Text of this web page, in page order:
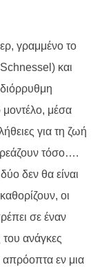
γραμμένο το
και
μέσα
για τη ζωή
τόσο….
δεν θα είναι
οι
σε έναν
του ανάγκες
απρόοπτα εν μια